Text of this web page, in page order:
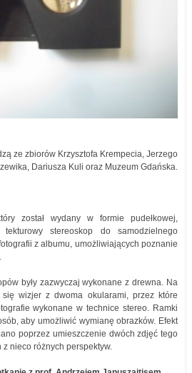
ze zbiorów Krzysztofa Krempecia, Jerzego
Dariusza Kuli oraz Muzeum Gdańska.
został wydany w formie pudełkowej,
stereoskop do samodzielnego
z albumu, umożliwiających poznanie
były zazwyczaj wykonane z drewna. Na
wizjer z dwoma okularami, przez które
wykonane w technice stereo. Ramki
aby umożliwić wymianę obrazków. Efekt
poprzez umieszczenie dwóch zdjęć tego
nieco różnych perspektyw.